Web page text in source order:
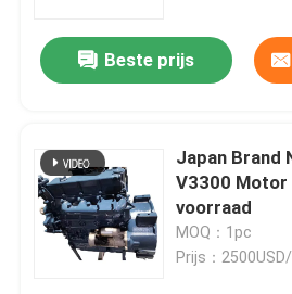
Beste prijs
Japan Brand
V3300 Motor
voorraad
MOQ：1pc
Prijs：